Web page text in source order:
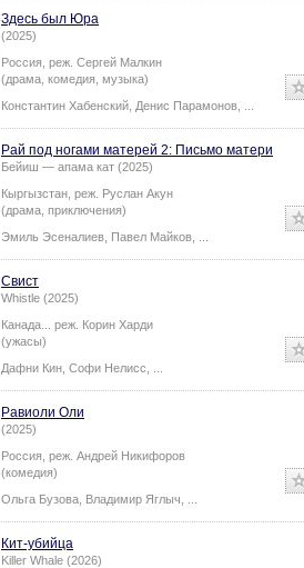
Здесь был Юра
(2025)
Россия, реж. Сергей Малкин
(драма, комедия, музыка)
Константин Хабенский Денис Парамонов
Рай под ногами матерей 2: Письмо матери
Бейиш — апама кат (2025)
Кыргызстан, реж. Руслан Акун
(драма, приключения)
Эмиль Эсеналиев Павел Майков
Свист
Whistle (2025)
Канада... реж. Корин Харди
(ужасы)
Дафни Кин Софи Нелисс
Равиоли Оли
(2025)
Россия, реж. Андрей Никифоров
(комедия)
Ольга Бузова Владимир Яглыч
Кит-убийца
Killer Whale (2026)